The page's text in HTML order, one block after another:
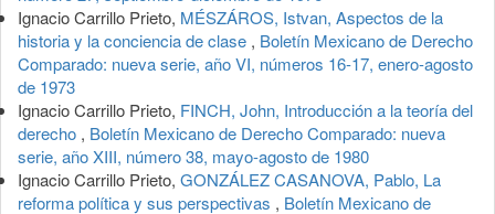
Ignacio Carrillo Prieto, MÉSZÁROS, Istvan, Aspectos de la
historia y la conciencia de clase , Boletín Mexicano de Derecho
Comparado: nueva serie, año VI, números 16-17, enero-agosto
de 1973
Ignacio Carrillo Prieto, FINCH, John, Introducción a la teoría del
derecho , Boletín Mexicano de Derecho Comparado: nueva
serie, año XIII, número 38, mayo-agosto de 1980
Ignacio Carrillo Prieto, GONZÁLEZ CASANOVA, Pablo, La
reforma política y sus perspectivas , Boletín Mexicano de